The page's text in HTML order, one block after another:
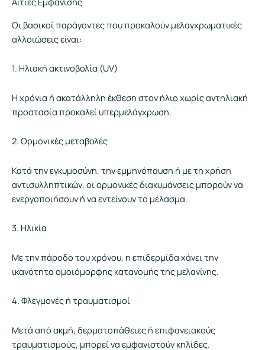
Οι βασικοί παράγοντες που προκαλούν μελαγχρωματικές
αλλοιώσεις είναι:
1. Ηλιακή ακτινοβολία (UV)
Η χρόνια ή ακατάλληλη έκθεση στον ήλιο χωρίς αντηλιακή
προστασία προκαλεί υπερμελάγχρωση.
2. Ορμονικές μεταβολές
Κατά την εγκυμοσύνη, την εμμηνόπαυση ή με τη χρήση
αντισυλληπτικών, οι ορμονικές διακυμάνσεις μπορούν να
ενεργοποιήσουν ή να εντείνουν το μέλασμα.
3. Ηλικία
Με την πάροδο του χρόνου, η επιδερμίδα χάνει την
ικανότητα ομοιόμορφης κατανομής της μελανίνης.
4. Φλεγμονές ή τραυματισμοί
Μετά από ακμή, δερματοπάθειες ή επιφανειακούς
τραυματισμούς, μπορεί να εμφανιστούν κηλίδες.